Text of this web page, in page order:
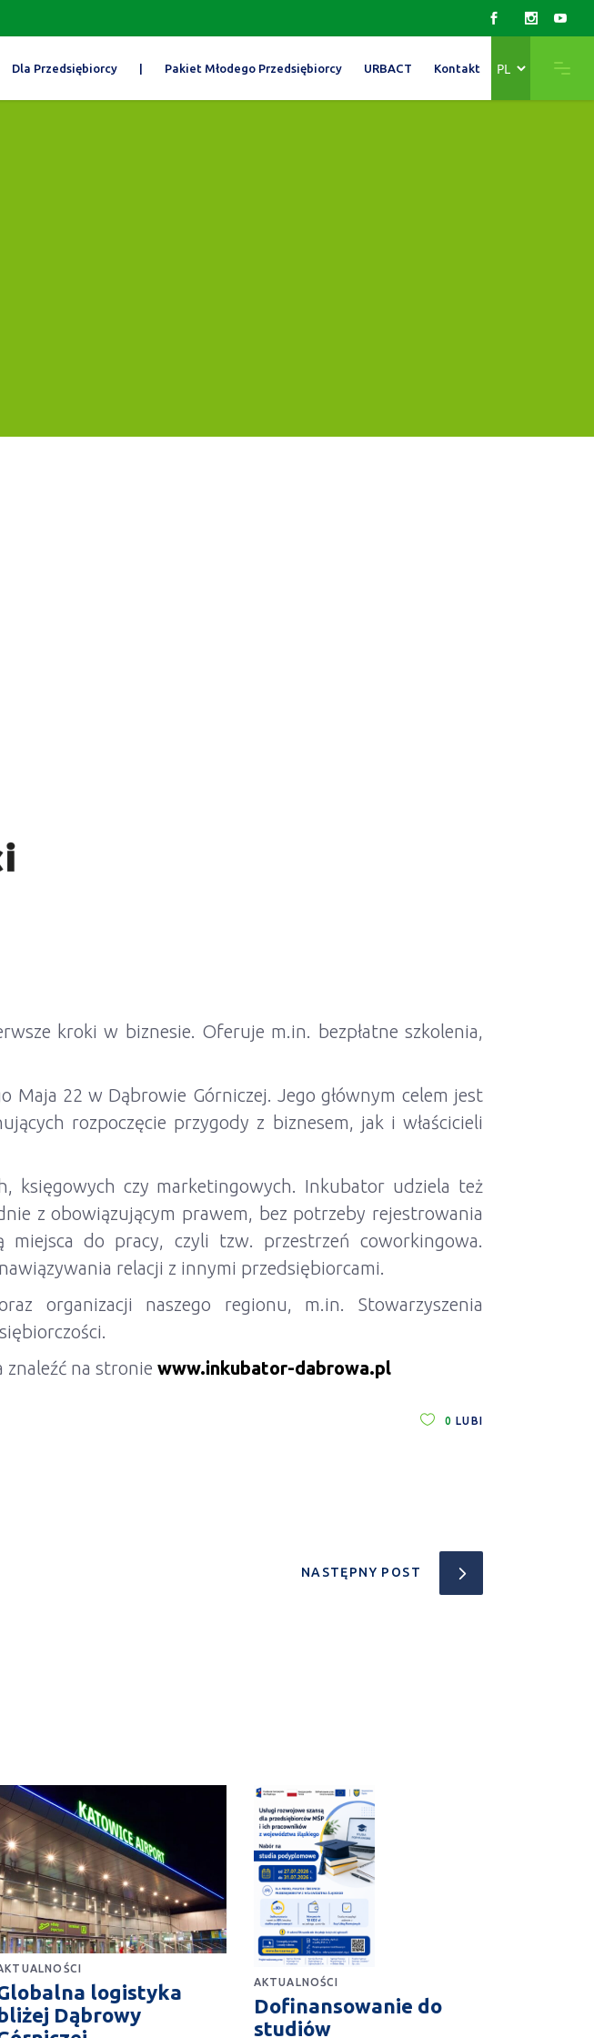
Dla Przedsiębiorcy | Pakiet Młodego Przedsiębiorcy URBACT Kontakt
język
kroki w biznesie. Oferuje m.in. bezpłatne szkolenia,
22 w Dąbrowie Górniczej. Jego głównym celem jest
rozpoczęcie przygody z biznesem, jak i właścicieli
księgowych czy marketingowych. Inkubator udziela też
z obowiązującym prawem, bez potrzeby rejestrowania
miejsca do pracy, czyli tzw. przestrzeń coworkingowa.
relacji z innymi przedsiębiorcami.
organizacji naszego regionu, m.in. Stowarzyszenia
na stronie www.inkubator-dabrowa.pl
0 LUBI
NASTĘPNY POST
logistyka
Dąbrowy
AKTUALNOŚCI
Dofinansowanie do
studiów